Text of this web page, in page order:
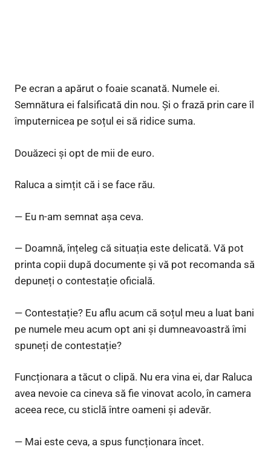
Pe ecran a apărut o foaie scanată. Numele ei.
Semnătura ei falsificată din nou. Și o frază prin care îl
împuternicea pe soțul ei să ridice suma.
Douăzeci și opt de mii de euro.
Raluca a simțit că i se face rău.
— Eu n-am semnat așa ceva.
— Doamnă, înțeleg că situația este delicată. Vă pot
printa copii după documente și vă pot recomanda să
depuneți o contestație oficială.
— Contestație? Eu aflu acum că soțul meu a luat bani
pe numele meu acum opt ani și dumneavoastră îmi
spuneți de contestație?
Funcționara a tăcut o clipă. Nu era vina ei, dar Raluca
avea nevoie ca cineva să fie vinovat acolo, în camera
aceea rece, cu sticlă între oameni și adevăr.
— Mai este ceva, a spus funcționara încet.